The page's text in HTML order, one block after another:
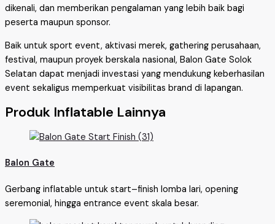
dikenali, dan memberikan pengalaman yang lebih baik bagi
peserta maupun sponsor.
Baik untuk sport event, aktivasi merek, gathering perusahaan,
festival, maupun proyek berskala nasional, Balon Gate Solok
Selatan dapat menjadi investasi yang mendukung keberhasilan
event sekaligus memperkuat visibilitas brand di lapangan.
Produk Inflatable Lainnya
Balon Gate
Gerbang inflatable untuk start–finish lomba lari, opening
seremonial, hingga entrance event skala besar.